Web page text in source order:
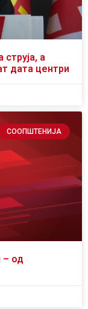
а
дата центри
СООПШТЕНИЈА
– од